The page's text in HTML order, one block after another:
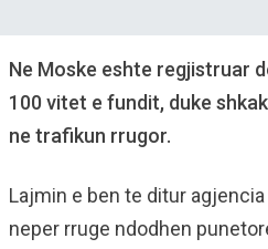
Ne Moske eshte regjistruar
100 vitet e fundit, duke
ne trafikun rrugor.
Lajmin e ben te ditur
neper rruge ndodhen